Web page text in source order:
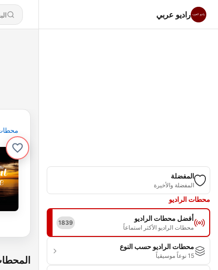
راديو عربي
المفضلة
المفضلة والأخيرة
محطات الراديو
أفضل محطات الراديو
محطات الراديو الأكثر استماعاً
1839
محطات الراديو حسب النوع
15 نوعاً موسيقياً